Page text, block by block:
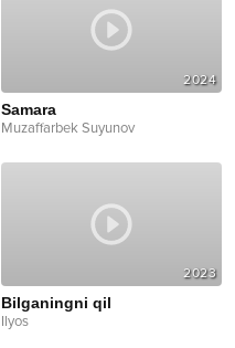
2024
Samara
Muzaffarbek Suyunov
2023
Bilganingni qil
Ilyos